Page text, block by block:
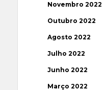
Novembro 2022
Outubro 2022
Agosto 2022
Julho 2022
Junho 2022
Março 2022